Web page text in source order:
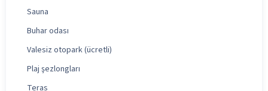
Sauna
Buhar odası
Valesiz otopark (ücretli)
Plaj şezlongları
Teras